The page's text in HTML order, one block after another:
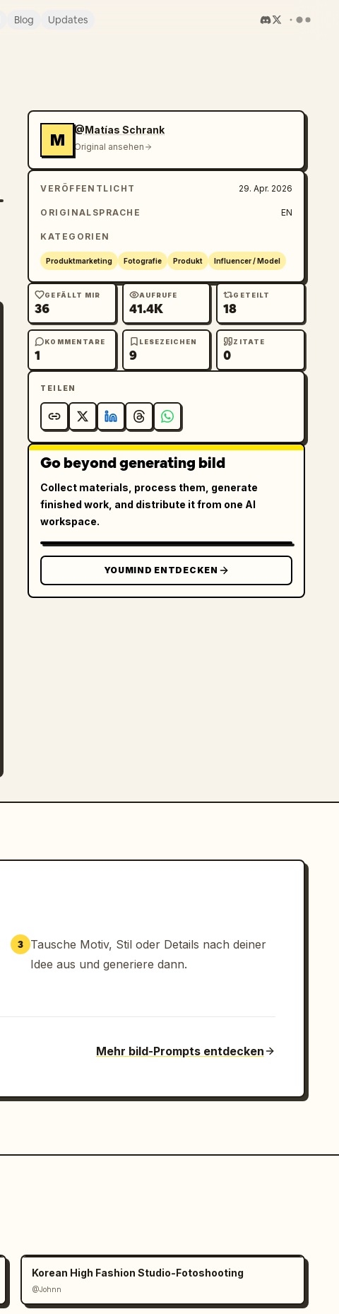
Blog Updates
M
@Matías Schrank
Original ansehen
VERÖFFENTLICHT 29. Apr. 2026
ORIGINALSPRACHE EN
KATEGORIEN
Produktmarketing Fotografie Produkt Influencer / Model
GEFÄLLT MIR
36
AUFRUFE
41.4K
GETEILT
18
KOMMENTARE
1
LESEZEICHEN
9
ZITATE
0
TEILEN
Go beyond generating bild
Collect materials, process them, generate
finished work, and distribute it from one AI
workspace.
YOUMIND ENTDECKEN
3
Tausche Motiv, Stil oder Details nach deiner
Idee aus und generiere dann.
Mehr bild-Prompts entdecken
Korean High Fashion Studio-Fotoshooting
@Johnn